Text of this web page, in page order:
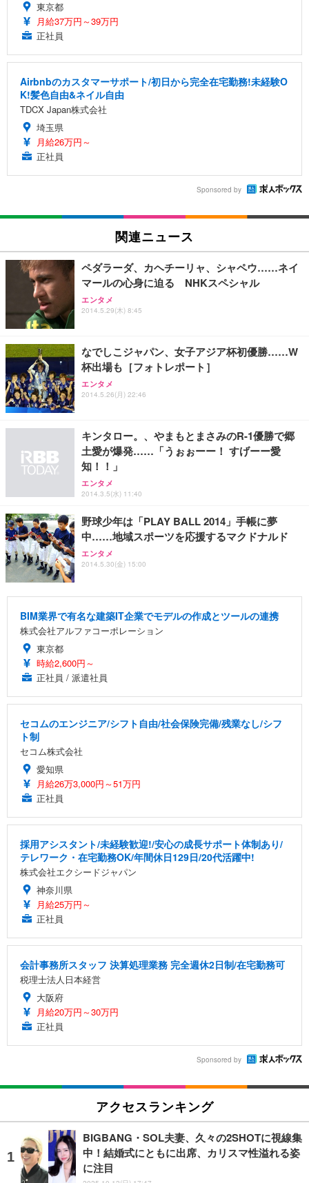
東京都
月給37万円～39万円
正社員
Airbnbのカスタマーサポート/初日から完全在宅勤務!未経験O
K!髪色自由&ネイル自由
TDCX Japan株式会社
埼玉県
月給26万円～
正社員
Sponsored by
関連ニュース
ペダラーダ、カヘチーリャ、シャペウ……ネイ
マールの心身に迫る NHKスペシャル
エンタメ
2014.5.29(木) 8:45
なでしこジャパン、女子アジア杯初優勝……W
杯出場も［フォトレポート］
エンタメ
2014.5.26(月) 22:46
キンタロー。、やまもとまさみのR-1優勝で郷
土愛が爆発……「うぉぉーー！ すげーー愛
知！！」
エンタメ
2014.3.5(水) 11:40
野球少年は「PLAY BALL 2014」手帳に夢
中……地域スポーツを応援するマクドナルド
エンタメ
2014.5.30(金) 15:00
BIM業界で有名な建築IT企業でモデルの作成とツールの連携
株式会社アルファコーポレーション
東京都
時給2,600円～
正社員 / 派遣社員
セコムのエンジニア/シフト自由/社会保険完備/残業なし/シフ
ト制
セコム株式会社
愛知県
月給26万3,000円～51万円
正社員
採用アシスタント/未経験歓迎!/安心の成長サポート体制あり/
テレワーク・在宅勤務OK/年間休日129日/20代活躍中!
株式会社エクシードジャパン
神奈川県
月給25万円～
正社員
会計事務所スタッフ 決算処理業務 完全週休2日制/在宅勤務可
税理士法人日本経営
大阪府
月給20万円～30万円
正社員
Sponsored by
アクセスランキング
BIGBANG・SOL夫妻、久々の2SHOTに視線集
中！結婚式にともに出席、カリスマ性溢れる姿
に注目